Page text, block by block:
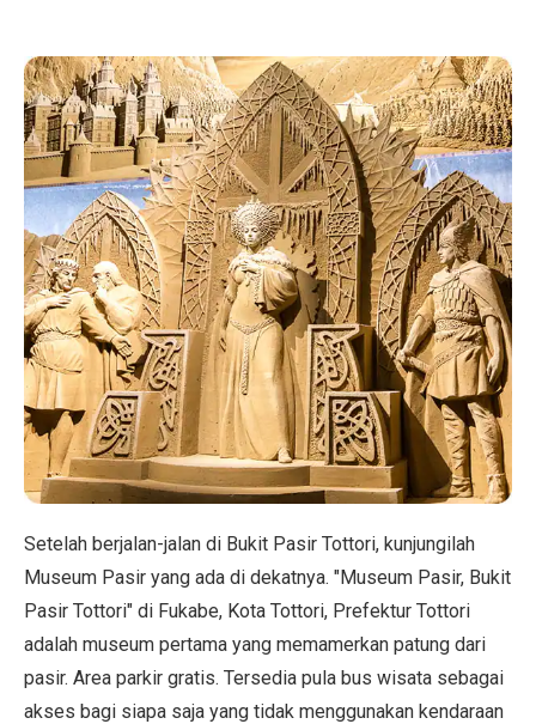
Setelah berjalan-jalan di Bukit Pasir Tottori, kunjungilah
Museum Pasir yang ada di dekatnya. "Museum Pasir, Bukit
Pasir Tottori" di Fukabe, Kota Tottori, Prefektur Tottori
adalah museum pertama yang memamerkan patung dari
pasir. Area parkir gratis. Tersedia pula bus wisata sebagai
akses bagi siapa saja yang tidak menggunakan kendaraan